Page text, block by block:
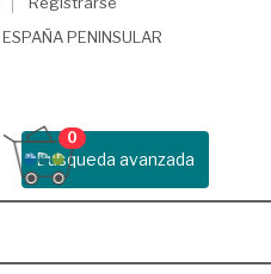
ESPAÑA PENINSULAR
Busqueda avanzada
0